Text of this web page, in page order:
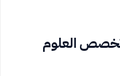
العلوم